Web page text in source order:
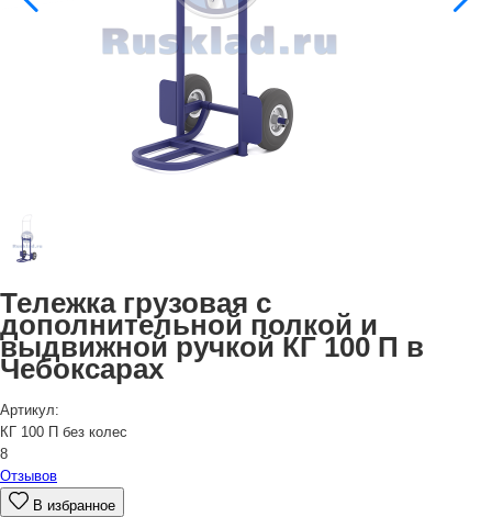
Тележка грузовая с
дополнительной полкой и
выдвижной ручкой КГ 100 П в
Чебоксарах
Артикул:
КГ 100 П без колес
8
Отзывов
В избранное